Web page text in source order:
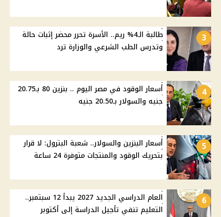
3
طالبة الـ4% ريم.. الأسرة تحرر محضر إثبات حالة
وتدرس الطب الشرعي والوزارة ترد
4
أسعار الوقود في مصر اليوم .. بنزين 80 بـ20.75
جنيه والسولار بـ20.50 جنيه
5
أسعار البنزين والسولار.. شعبة البترول: لا قرار
بتحريك الوقود والمنتجات متوفرة 24 ساعة
6
العام الدراسي الجديد 2027 يبدأ 12 سبتمبر..
التعليم تنفي تأجيل الدراسة إلى أكتوبر